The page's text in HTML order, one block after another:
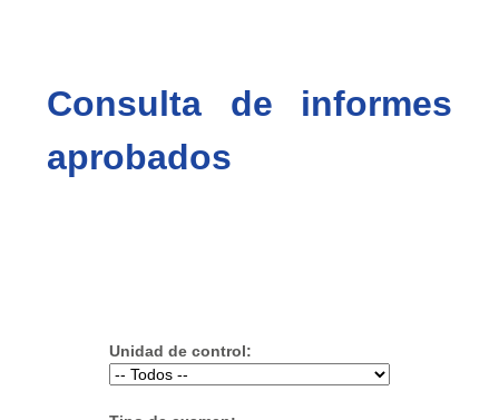
Consulta de informes
aprobados
Unidad de control: